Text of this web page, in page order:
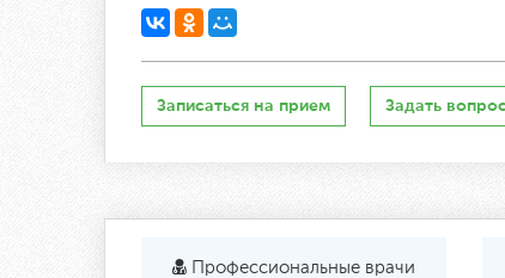
Записаться на прием Задать
Профессиональные врачи